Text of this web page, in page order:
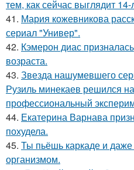
тем, как сейчас выглядит
41. Мария кожевникова
сериал "Универ".
42. Кэмерон диас
возраста.
43. Звезда нашумевшего
Рузиль минекаев решился
профессиональный
44. Екатерина Варнава
похудела.
45. Ты пьёшь каркаде и даже
организмом.